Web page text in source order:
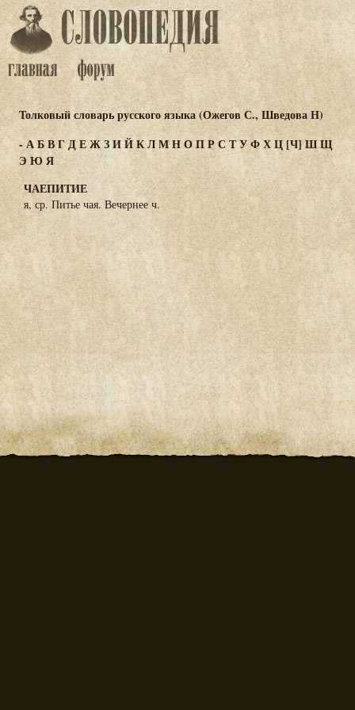
Толковый словарь русского языка (Ожегов С., Шведова Н)
-АБВГДЕЖЗИЙКЛМНОПР СТУФХЦ [Ч] ШЩ
Э Ю Я
ЧАЕПИТИЕ
я, ср. Питье чая. Вечернее ч.